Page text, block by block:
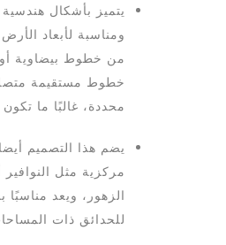
يتميز بأشكال
ومناسبة لأبعاد
من خطوط بيضاوية أو
خطوط مستقيمة
محددة، غالبًا ما تكون
يضم هذا التصميم
مركزية مثل
الزهور، ويعد
للحدائق ذات